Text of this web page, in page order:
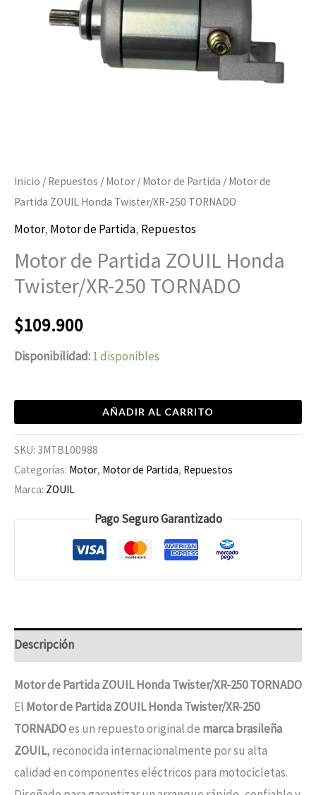
Inicio / Repuestos / Motor / Motor de Partida / Motor de
Partida ZOUIL Honda Twister/XR-250 TORNADO
Motor, Motor de Partida, Repuestos
Motor de Partida ZOUIL Honda
Twister/XR-250 TORNADO
$109.900
Disponibilidad:1 disponibles
TORNADO
AÑADIR AL CARRITO
SKU: 3MTB100988
Categorías: Motor, Motor de Partida, Repuestos
Marca: ZOUIL
Pago Seguro Garantizado
Descripción
Motor de Partida ZOUIL Honda Twister/XR-250 TORNADO
El Motor de Partida ZOUIL Honda Twister/XR-250
TORNADOes un repuesto original de marca brasileña
ZOUIL, reconocida internacionalmente por su alta
calidad en componentes eléctricos para motocicletas.